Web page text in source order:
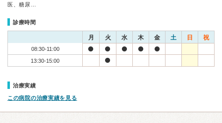
医、糖尿…
診療時間
月 火 水 木 金 土 日 祝
08:30-11:00
13:30-15:00
治療実績
この病院の治療実績を見る